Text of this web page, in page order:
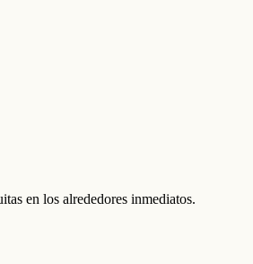
en los alrededores inmediatos.